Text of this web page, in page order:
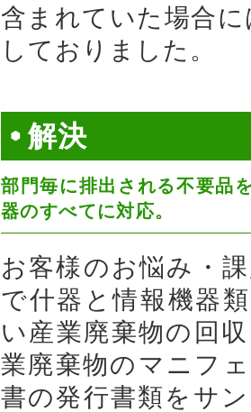
含まれていた場合
しておりました。
解決
部門毎に排出される不要品
器のすべてに対応。
お客様のお悩み・
で什器と情報機器
い産業廃棄物の回
業廃棄物のマニフ
書の発行書類をサ